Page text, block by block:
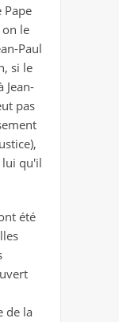
Pape
le
Paul
si le
Jean-
pas
lui qu'il
été
de la